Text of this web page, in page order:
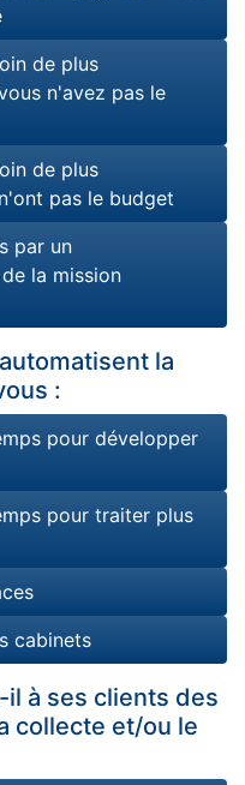
de plus
n'avez pas le
de plus
pas le budget
par un
la mission
la
:
pour développer
pour traiter plus
cabinets
à ses clients des
collecte et/ou le